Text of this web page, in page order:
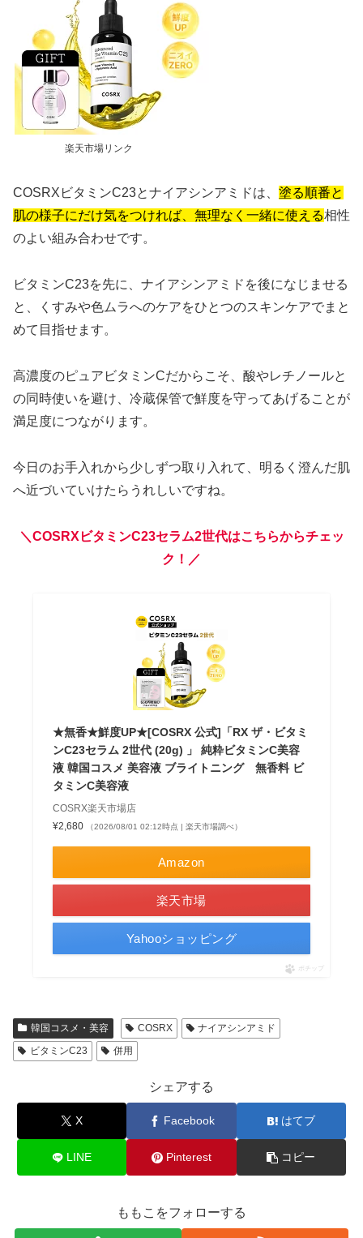
楽天市場リンク
COSRXビタミンC23とナイアシンアミドは、 塗る順番と
肌の様子にだけ気をつければ、無理なく一緒に使える相性
のよい組み合わせです。
ビタミンC23を先に、ナイアシンアミドを後になじませる
と、くすみや色ムラへのケアをひとつのスキンケアでまと
めて目指せます。
高濃度のピュアビタミンCだからこそ、酸やレチノールと
の同時使いを避け、冷蔵保管で鮮度を守ってあげることが
満足度につながります。
今日のお手入れから少しずつ取り入れて、明るく澄んだ肌
へ近づいていけたらうれしいですね。
＼COSRXビタミンC23セラム2世代はこちらからチェッ
ク！／
★無香★鮮度UP★[COSRX 公式]「RX ザ・ビタミ
ンC23セラム 2世代 (20g) 」 純粋ビタミンC美容
液 韓国コスメ 美容液 ブライトニング 無香料 ビ
タミンC美容液
COSRX楽天市場店
¥2,680
（2026/08/01 02:12時点 | 楽天市場調べ）
Amazon
楽天市場
Yahooショッピング
ポチップ
韓国コスメ・美容 COSRX
ナイアシンアミド
ビタミンC23
併用
シェアする
X Facebook はてブ
LINE Pinterest コピー
ももこをフォローする